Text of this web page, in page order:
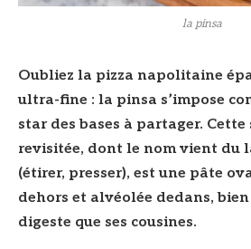
la pinsa
Oubliez la pizza napolitaine
ultra-fine : la pinsa s’impose
star des bases à partager.
revisitée, dont le nom vient du
(étirer, presser), est une pâte
dehors et alvéolée dedans,
digeste que ses cousines.